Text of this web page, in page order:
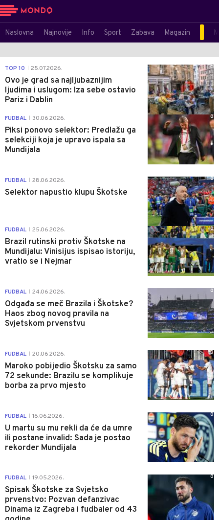
Naslovna Najnovije Info Sport Zabava Magazin
TOP 10 25.07.2026.
Ovo je grad sa najljubaznijim
ljudima i uslugom: Iza sebe ostavio
Pariz i Dablin
0
FUDBAL 30.06.2026.
Piksi ponovo selektor: Predlažu ga
selekciji koja je upravo ispala sa
Mundijala
0
FUDBAL 28.06.2026.
Selektor napustio klupu Škotske
0
FUDBAL 25.06.2026.
Brazil rutinski protiv Škotske na
Mundijalu: Vinisijus ispisao istoriju,
vratio se i Nejmar
0
FUDBAL 24.06.2026.
Odgađa se meč Brazila i Škotske?
Haos zbog novog pravila na
Svjetskom prvenstvu
0
FUDBAL 20.06.2026.
Maroko pobijedio Škotsku za samo
72 sekunde: Brazilu se komplikuje
borba za prvo mjesto
0
FUDBAL 16.06.2026.
U martu su mu rekli da će da umre
ili postane invalid: Sada je postao
rekorder Mundijala
0
FUDBAL 19.05.2026.
Spisak Škotske za Svjetsko
prvenstvo: Pozvan defanzivac
Dinama iz Zagreba i fudbaler od 43
0